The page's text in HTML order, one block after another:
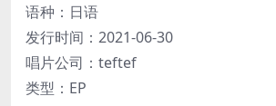
语种：日语
发行时间：2021-06-30
唱片公司：teftef
类型：EP